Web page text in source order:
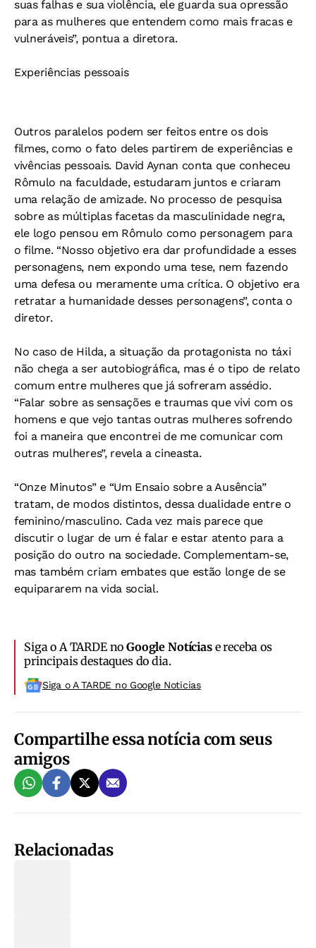
suas falhas e sua violência, ele guarda sua opressão
para as mulheres que entendem como mais fracas e
vulneráveis”, pontua a diretora.
Experiências pessoais
Outros paralelos podem ser feitos entre os dois
filmes, como o fato deles partirem de experiências e
vivências pessoais. David Aynan conta que conheceu
Rômulo na faculdade, estudaram juntos e criaram
uma relação de amizade. No processo de pesquisa
sobre as múltiplas facetas da masculinidade negra,
ele logo pensou em Rômulo como personagem para
o filme. “Nosso objetivo era dar profundidade a esses
personagens, nem expondo uma tese, nem fazendo
uma defesa ou meramente uma crítica. O objetivo era
retratar a humanidade desses personagens”, conta o
diretor.
No caso de Hilda, a situação da protagonista no táxi
não chega a ser autobiográfica, mas é o tipo de relato
comum entre mulheres que já sofreram assédio.
“Falar sobre as sensações e traumas que vivi com os
homens e que vejo tantas outras mulheres sofrendo
foi a maneira que encontrei de me comunicar com
outras mulheres”, revela a cineasta.
“Onze Minutos” e “Um Ensaio sobre a Ausência”
tratam, de modos distintos, dessa dualidade entre o
feminino/masculino. Cada vez mais parece que
discutir o lugar de um é falar e estar atento para a
posição do outro na sociedade. Complementam-se,
mas também criam embates que estão longe de se
equipararem na vida social.
Siga o A TARDE noGoogle Notíciase receba os
principais destaques do dia.
Siga o A TARDE no Google Noticias
Compartilhe essa notícia com seus
amigos
Relacionadas